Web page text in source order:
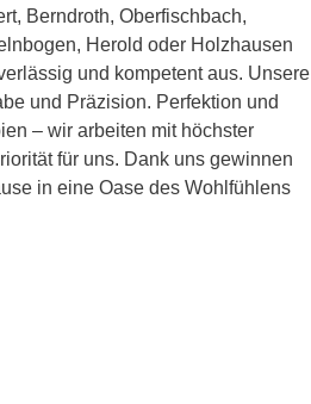
Berndroth, Oberfischbach,
Herold oder Holzhausen
und kompetent aus. Unsere
und Präzision. Perfektion und
– wir arbeiten mit höchster
für uns. Dank uns gewinnen
in eine Oase des Wohlfühlens